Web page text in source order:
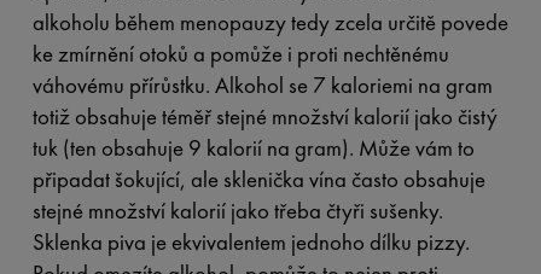
alkoholu během menopauzy tedy zcela určitě povede
ke zmírnění otoků a pomůže i proti nechtěnému
váhovému přírůstku. Alkohol se 7 kaloriemi na gram
totiž obsahuje téměř stejné množství kalorií jako čistý
tuk (ten obsahuje 9 kalorií na gram). Může vám to
připadat šokující, ale sklenička vína často obsahuje
stejné množství kalorií jako třeba čtyři sušenky.
Sklenka piva je ekvivalentem jednoho dílku pizzy.